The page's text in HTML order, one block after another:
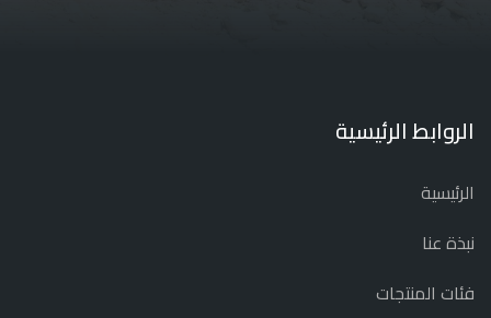
الروابط الرئيسية
الرئيسية
نبذة عنا
فئات المنتجات